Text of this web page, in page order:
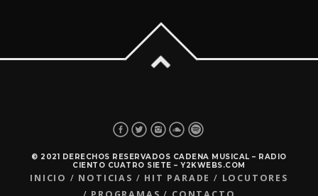
© 2021 DERECHOS RESERVADOS CADENA MUSICAL – RADIO
CIENTO CUATRO SIETE – Y2KWEBS.COM
INICIO NOTICIAS HIT PARADE
LOCUTORES